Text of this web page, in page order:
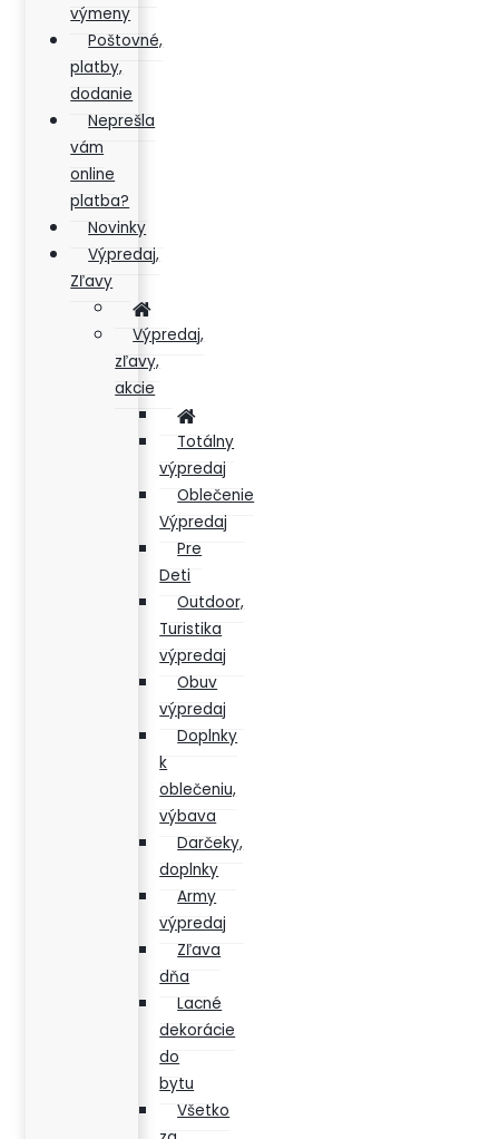
výmeny
Poštovné,
platby,
dodanie
Neprešla
vám
online
platba?
Novinky
Výpredaj,
Zľavy
Výpredaj,
zľavy,
akcie
Totálny
výpredaj
Oblečenie
Výpredaj
Pre
Deti
Outdoor,
Turistika
výpredaj
Obuv
výpredaj
Doplnky
k
oblečeniu,
výbava
Darčeky,
doplnky
Army
výpredaj
Zľava
dňa
Lacné
dekorácie
do
bytu
Všetko